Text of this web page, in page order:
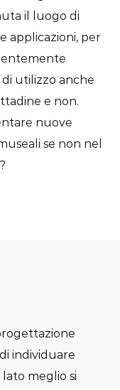
il luogo di
applicazioni, per
utilizzo anche
e non.
nuove
se non nel
individuare
meglio si